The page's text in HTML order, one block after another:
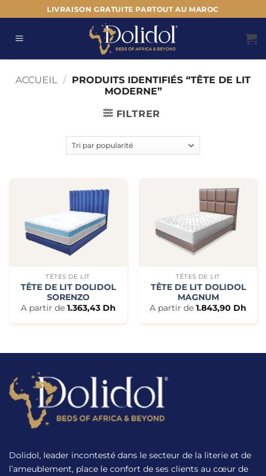
au
contenu
LIVRAISON GRATUITE PARTOUT AU MAROC
ACCUEIL / PRODUITS IDENTIFIÉS “TÊTE DE LIT
MODERNE”
FILTRER
TÊTES DE LIT
TÊTE DE LIT DOLIDOL
SORENZO
A partir de 1.363,43 Dh
TÊTES DE LIT
TÊTE DE LIT DOLIDOL
MAGNUM
A partir de 1.843,90 Dh
Dolidol, leader incontesté dans le secteur de la literie et de
l’ameublement, place le confort de ses clients au cœur de